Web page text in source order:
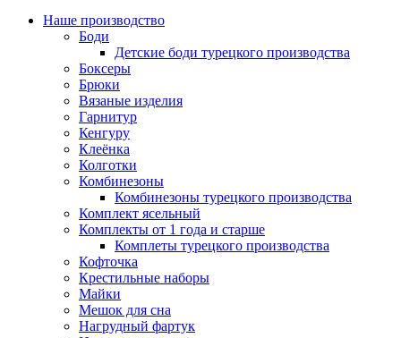
Наше производство
Боди
Детские боди турецкого производства
Боксеры
Брюки
Вязаные изделия
Гарнитур
Кенгуру
Клеёнка
Колготки
Комбинезоны
Комбинезоны турецкого производства
Комплект ясельный
Комплекты от 1 года и старше
Комплеты турецкого производства
Кофточка
Крестильные наборы
Майки
Мешок для сна
Нагрудный фартук